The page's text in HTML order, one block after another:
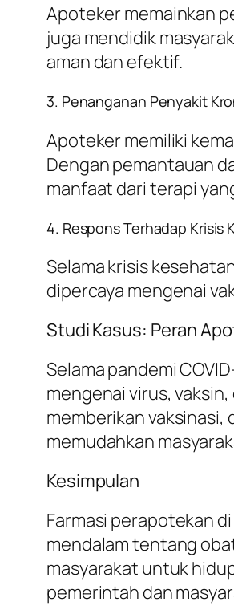
Apoteker memainkan
juga mendidik
aman dan efektif.
3. Penanganan Penyakit
Apoteker memiliki
Dengan pemantauan
manfaat dari terapi
4. Respons Terhadap Krisis
Selama krisis
dipercaya mengenai
Studi Kasus: Peran
Selama pandemi
mengenai virus,
memberikan vaksinasi,
memudahkan
Kesimpulan
Farmasi perapotekan
mendalam tentang
masyarakat untuk
pemerintah dan